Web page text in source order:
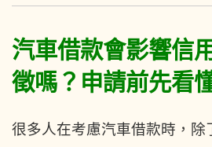
汽車借款會影響信
徵嗎？申請前先看
很多人在考慮汽車借款時，除